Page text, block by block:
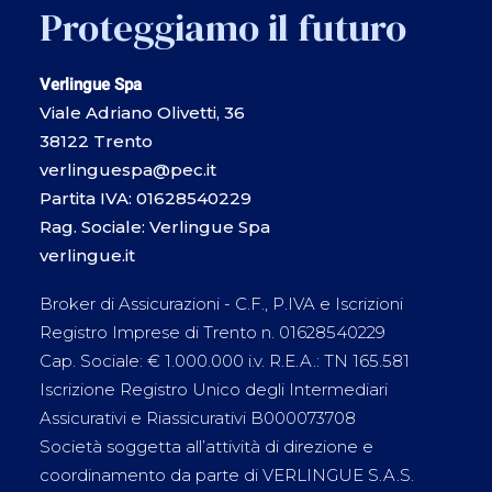
Proteggiamo il futuro
Verlingue Spa
Viale Adriano Olivetti, 36
38122 Trento
verlinguespa@pec.it
Partita IVA: 01628540229
Rag. Sociale: Verlingue Spa
verlingue.it
Broker di Assicurazioni - C.F., P.IVA e Iscrizioni
Registro Imprese di Trento n. 01628540229
Cap. Sociale: € 1.000.000 i.v. R.E.A.: TN 165.581
Iscrizione Registro Unico degli Intermediari
Assicurativi e Riassicurativi B000073708
Società soggetta all’attività di direzione e
coordinamento da parte di VERLINGUE S.A.S.